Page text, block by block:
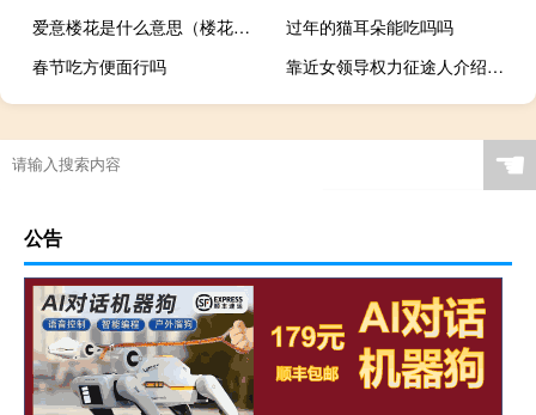
爱意楼花是什么意思（楼花是什么意思）
过年的猫耳朵能吃吗吗
春节吃方便面行吗
靠近女领导权力征途人介绍（靠近女领导权力征途2）
☚
公告